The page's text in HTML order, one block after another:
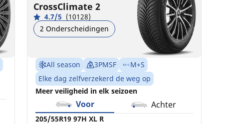
CrossClimate 2
4.7/5 (10128)
2 Onderscheidingen
All season 3PMSF
M+S
Elke dag zelfverzekerd de weg op
Meer veiligheid in elk seizoen
Voor Achter
205/55R19 97H XL R